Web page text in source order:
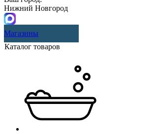
Нижний Новгород
Магазины
Каталог товаров